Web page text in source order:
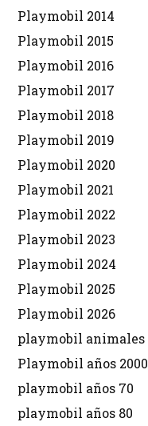
Playmobil 2014
Playmobil 2015
Playmobil 2016
Playmobil 2017
Playmobil 2018
Playmobil 2019
Playmobil 2020
Playmobil 2021
Playmobil 2022
Playmobil 2023
Playmobil 2024
Playmobil 2025
Playmobil 2026
playmobil animales
Playmobil años 2000
playmobil años 70
playmobil años 80